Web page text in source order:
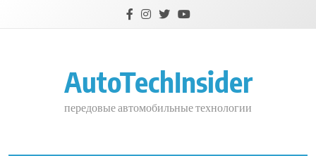
AutoTechInsider
передовые автомобильные технологии